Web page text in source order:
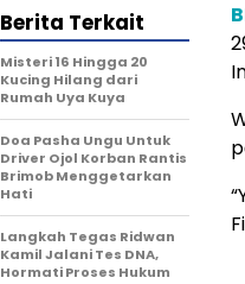
Berita Terkait
Misteri 16 Hingga 20
Kucing Hilang dari
Rumah Uya Kuya
Doa Pasha Ungu Untuk
Driver Ojol Korban Rantis
Brimob Menggetarkan
Hati
Langkah Tegas Ridwan
Kamil Jalani Tes DNA,
Hormati Proses Hukum